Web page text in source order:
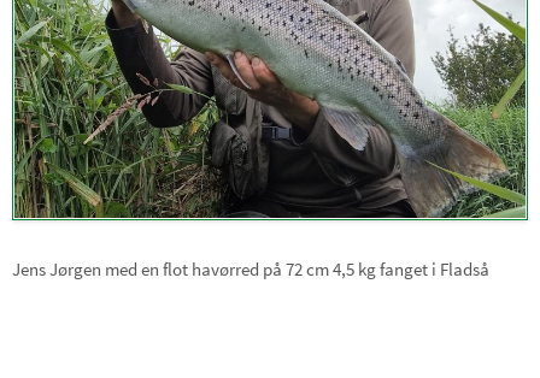
Jens Jørgen med en flot havørred på 72 cm 4,5 kg fanget i Fladså